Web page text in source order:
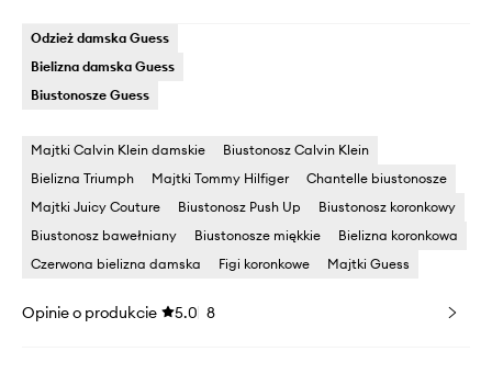
Odzież damska Guess
Bielizna damska Guess
Biustonosze Guess
Majtki Calvin Klein damskie
Biustonosz Calvin Klein
Bielizna Triumph
Majtki Tommy Hilfiger
Chantelle biustonosze
Majtki Juicy Couture
Biustonosz Push Up
Biustonosz koronkowy
Biustonosz bawełniany
Biustonosze miękkie
Bielizna koronkowa
Czerwona bielizna damska
Figi koronkowe Majtki Guess
Opinie o produkcie 5.0 8